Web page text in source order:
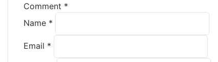
Comment *
Name *
Email *